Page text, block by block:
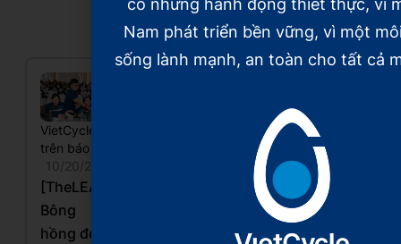
VietCycle
trên báo chí
10/20/2025
[TheLEADER]
Bông
hồng đỏ
[VnEconomy]
VietCycle
trên báo chí
10/20/2025
[Báo Nhân
dân]
Những
có những hành động thiết thực, vì
Nam phát triển bền vững, vì một
sống lành mạnh, an toàn cho tất cả